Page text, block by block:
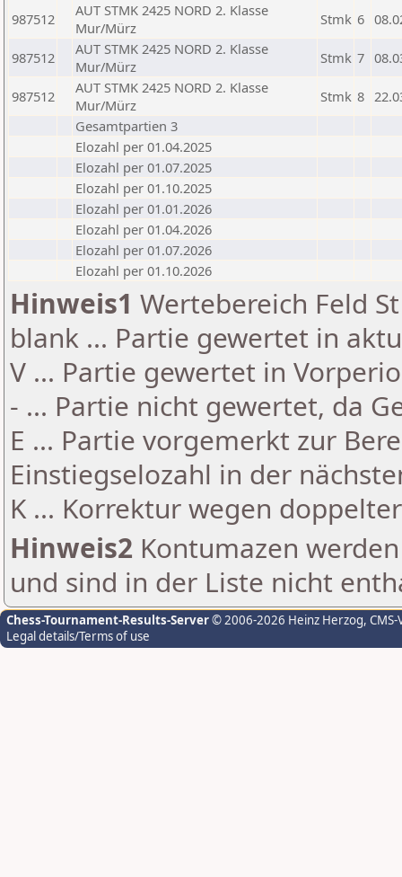
987512
AUT STMK 2425 NORD 2. Klasse
Mur/Mürz
Stmk 6
987512
AUT STMK 2425 NORD 2. Klasse
Mur/Mürz
Stmk 7
987512
AUT STMK 2425 NORD 2. Klasse
Mur/Mürz
Stmk 8
Gesamtpartien 3
Elozahl per 01.04.2025
Elozahl per 01.07.2025
Elozahl per 01.10.2025
Elozahl per 01.01.2026
Elozahl per 01.04.2026
Elozahl per 01.07.2026
Elozahl per 01.10.2026
Hinweis1 Wertebereich Feld
blank ... Partie gewertet in
V ... Partie gewertet in
- ... Partie nicht gewertet, da
E ... Partie vorgemerkt zur
Einstiegselozahl in der
K ... Korrektur wegen
Hinweis2 Kontumazen
und sind in der Liste nicht
Chess-Tournament-Results-Server© 2006-2026 Heinz Herzog,
Legal details/Terms of use